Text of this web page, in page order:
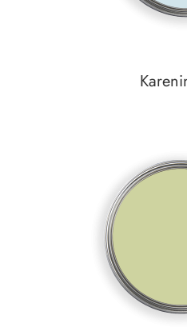
Auf den Wunschzettel